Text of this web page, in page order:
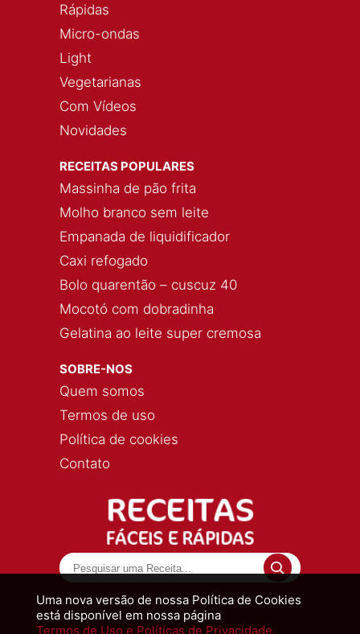
Uma nova versão de nossa Política de Cookies
está disponível em nossa página
Termos de Uso e Políticas de Privacidade.
Rápidas
Micro-ondas
Light
Vegetarianas
Com Vídeos
Novidades
RECEITAS POPULARES
Massinha de pão frita
Molho branco sem leite
Empanada de liquidificador
Caxi refogado
Bolo quarentão – cuscuz 40
Mocotó com dobradinha
Gelatina ao leite super cremosa
SOBRE-NOS
Quem somos
Termos de uso
Política de cookies
Contato